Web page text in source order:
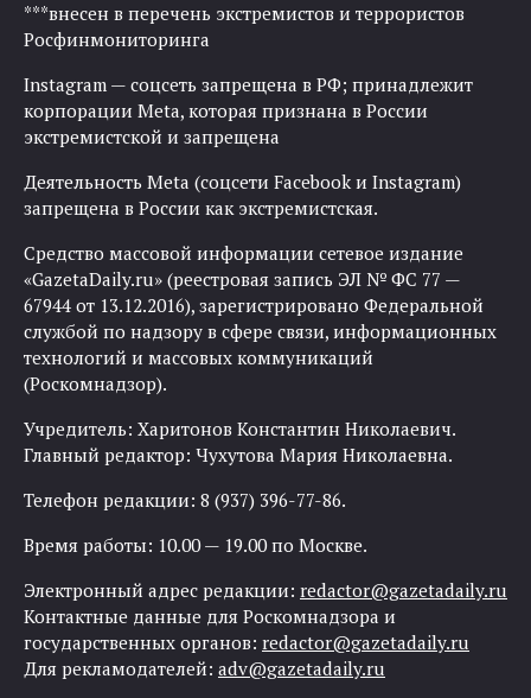
***внесен в перечень экстремистов и террористов
Росфинмониторинга
Instagram — соцсеть запрещена в РФ; принадлежит
корпорации Meta, которая признана в России
экстремистской и запрещена
Деятельность Meta (соцсети Facebook и Instagram)
запрещена в России как экстремистская.
Средство массовой информации сетевое издание
«GazetaDaily.ru» (реестровая запись ЭЛ № ФС 77 —
67944 от 13.12.2016), зарегистрировано Федеральной
службой по надзору в сфере связи, информационных
технологий и массовых коммуникаций
(Роскомнадзор).
Учредитель: Харитонов Константин Николаевич.
Главный редактор: Чухутова Мария Николаевна.
Телефон редакции: 8 (937) 396-77-86.
Время работы: 10.00 — 19.00 по Москве.
Электронный адрес редакции: redactor@gazetadaily.ru
Контактные данные для Роскомнадзора и
государственных органов: redactor@gazetadaily.ru
Для рекламодателей: adv@gazetadaily.ru